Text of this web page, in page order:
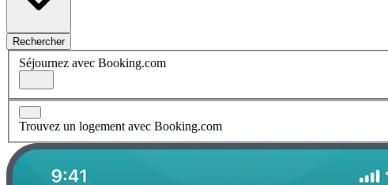
Rechercher
Séjournez avec Booking.com
Trouvez un logement avec Booking.com